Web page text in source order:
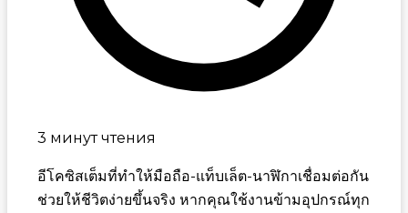
3 минут чтения
อีโคซิสเต็มที่ทำให้มือถือ-แท็บเล็ต-นาฬิกาเชื่อมต่อกัน
ช่วยให้ชีวิตง่ายขึ้นจริง หากคุณใช้งานข้ามอุปกรณ์ทุก